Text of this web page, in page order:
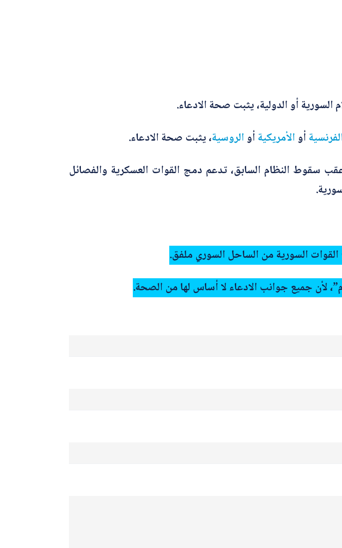
السورية أو الدولية، يثبت صحة الادعاء.
أوالأمريكيةأوالروسية، يثبت صحة الادعاء.
سقوط النظام السابق، تدعم دمج القوات العسكرية والفصائل
السورية من الساحل السوري ملفق.
لأن جميع جوانب الادعاء لا أساس لها من الصحة.